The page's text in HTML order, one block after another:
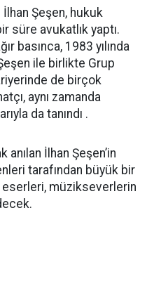
İlhan Şeşen, hukuk
süre avukatlık yaptı.
basınca, 1983 yılında
ile birlikte Grup
de birçok
aynı zamanda
da tanındı .
anılan İlhan Şeşen’in
tarafından büyük bir
eserleri, müzikseverlerin